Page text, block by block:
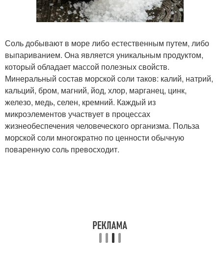
Соль добывают в море либо естественным путем, либо
выпариванием. Она является уникальным продуктом,
который обладает массой полезных свойств.
Минеральный состав морской соли таков: калий, натрий,
кальций, бром, магний, йод, хлор, марганец, цинк,
железо, медь, селен, кремний. Каждый из
микроэлементов участвует в процессах
жизнеобеспечения человеческого организма. Польза
морской соли многократно по ценности обычную
поваренную соль превосходит.